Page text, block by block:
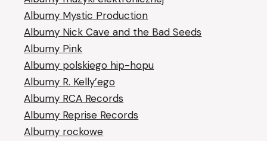
Albumy Mystic Production
Albumy Nick Cave and the Bad Seeds
Albumy Pink
Albumy polskiego hip-hopu
Albumy R. Kelly’ego
Albumy RCA Records
Albumy Reprise Records
Albumy rockowe